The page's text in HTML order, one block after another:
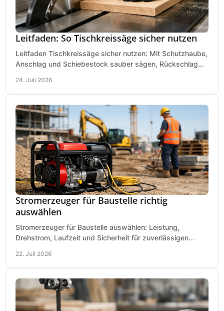
Leitfaden: So Tischkreissäge sicher nutzen
Leitfaden Tischkreissäge sicher nutzen: Mit Schutzhaube,
Anschlag und Schiebestock sauber sägen, Rückschlag
24. Juli 2026
Stromerzeuger für Baustelle richtig
auswählen
Stromerzeuger für Baustelle auswählen: Leistung,
Drehstrom, Laufzeit und Sicherheit für zuverlässigen
22. Juli 2026